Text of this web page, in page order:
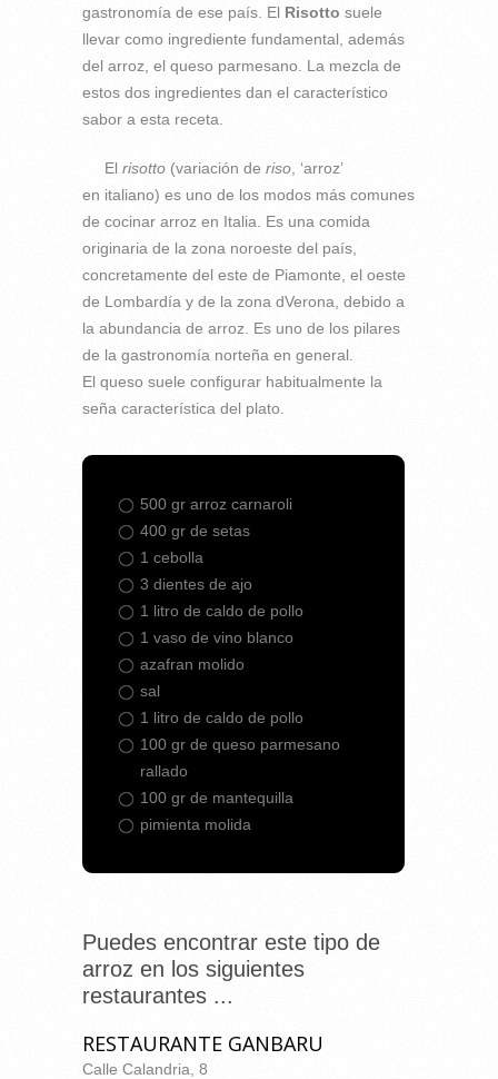
gastronomía de ese país. El Risotto suele
llevar como ingrediente fundamental, además
del arroz, el queso parmesano. La mezcla de
estos dos ingredientes dan el característico
sabor a esta receta.
El risotto (variación de riso , ‘arroz’
en italiano) es uno de los modos más comunes
de cocinar arroz en Italia. Es una comida
originaria de la zona noroeste del país,
concretamente del este de Piamonte, el oeste
de Lombardía y de la zona dVerona, debido a
la abundancia de arroz. Es uno de los pilares
de la gastronomía norteña en general.
El queso suele configurar habitualmente la
seña característica del plato.
500 gr arroz carnaroli
400 gr de setas
1 cebolla
3 dientes de ajo
1 litro de caldo de pollo
1 vaso de vino blanco
azafran molido
sal
1 litro de caldo de pollo
100 gr de queso parmesano
rallado
100 gr de mantequilla
pimienta molida
Puedes encontrar este tipo de
arroz en los siguientes
restaurantes ...
RESTAURANTE GANBARU
Calle Calandria, 8